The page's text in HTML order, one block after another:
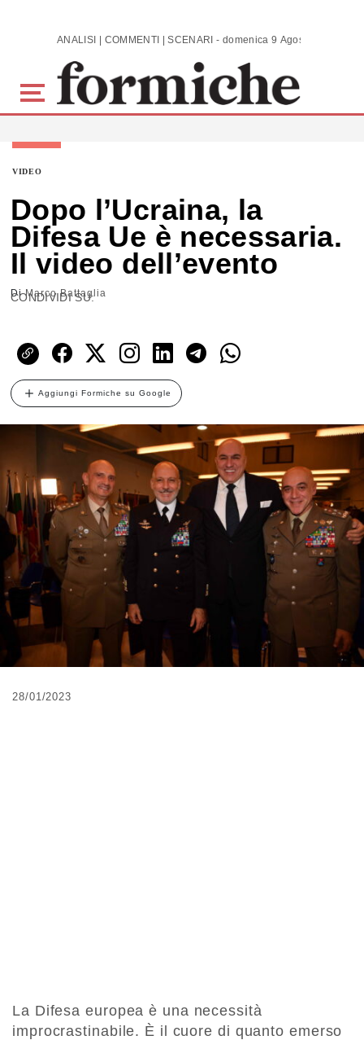
Skip to main content ANALISI | COMMENTI | SCENARI - domenica 9 Agosto 2026
VIDEO
Dopo l’Ucraina, la
Difesa Ue è necessaria.
Il video dell’evento
DiMarco Battaglia
CONDIVIDI SU:
Aggiungi Formiche su Google
28/01/2023
La Difesa europea è una necessità
improcrastinabile. È il cuore di quanto emerso